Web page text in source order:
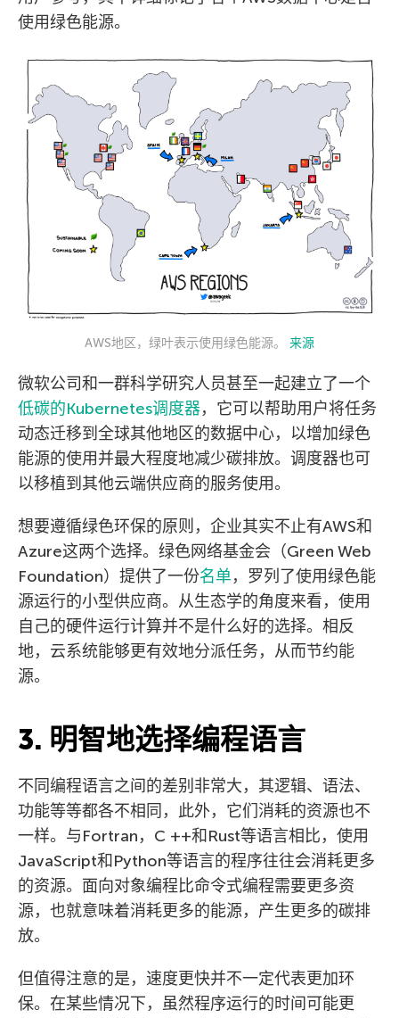
使用绿色能源。
AWS地区，绿叶表示使用绿色能源。 来源
微软公司和一群科学研究人员甚至一起建立了一个
低碳的Kubernetes调度器，它可以帮助用户将任务
动态迁移到全球其他地区的数据中心，以增加绿色
能源的使用并最大程度地减少碳排放。调度器也可
以移植到其他云端供应商的服务使用。
想要遵循绿色环保的原则，企业其实不止有AWS和
Azure这两个选择。绿色网络基金会（Green Web
Foundation）提供了一份名单，罗列了使用绿色能
源运行的小型供应商。从生态学的角度来看，使用
自己的硬件运行计算并不是什么好的选择。相反
地，云系统能够更有效地分派任务，从而节约能
源。
3. 明智地选择编程语言
不同编程语言之间的差别非常大，其逻辑、语法、
功能等等都各不相同，此外，它们消耗的资源也不
一样。与Fortran，C ++和Rust等语言相比，使用
JavaScript和Python等语言的程序往往会消耗更多
的资源。面向对象编程比命令式编程需要更多资
源，也就意味着消耗更多的能源，产生更多的碳排
放。
但值得注意的是，速度更快并不一定代表更加环
保。在某些情况下，虽然程序运行的时间可能更